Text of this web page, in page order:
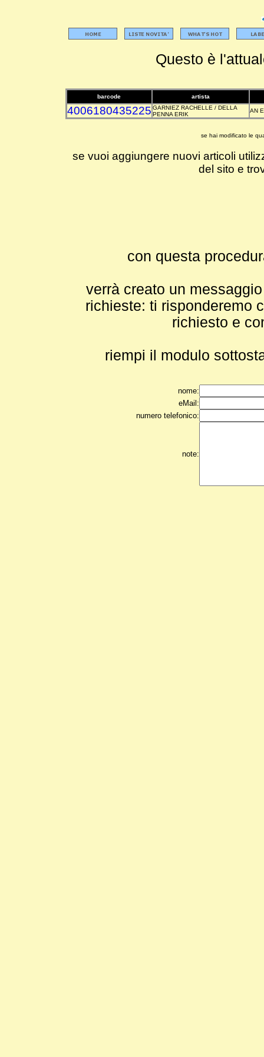
Questo è
barcode artista
4006180435225 GARNIEZ RACHELLE / DELLA
PENNA ERIK
AN
se hai modificato le
se vuoi aggiungere nuovi articoli
del sito e
con questa
verrà creato un
richieste: ti risponderemo
richiesto e
riempi il modulo
nome:
eMail:
numero telefonico:
note: